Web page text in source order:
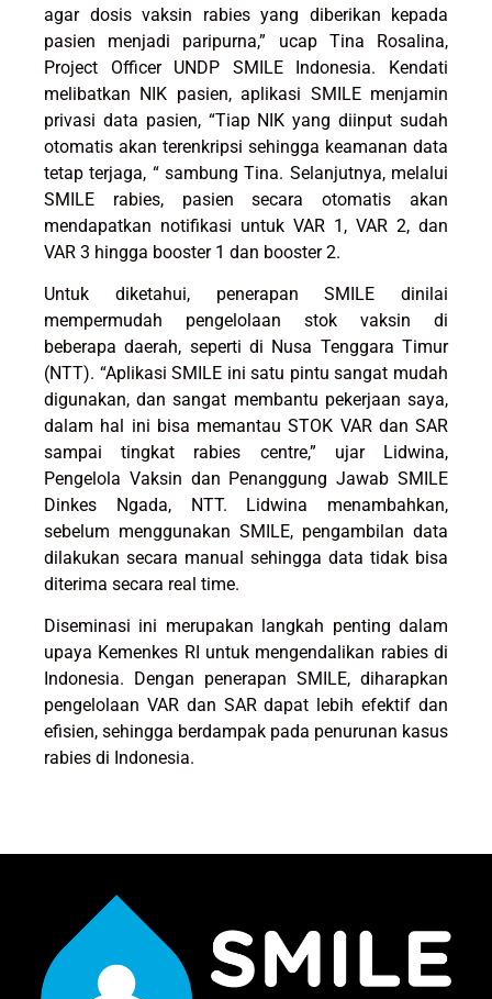
agar dosis vaksin rabies yang diberikan kepada
pasien menjadi paripurna,” ucap Tina Rosalina,
Project Officer UNDP SMILE Indonesia. Kendati
melibatkan NIK pasien, aplikasi SMILE menjamin
privasi data pasien, “Tiap NIK yang diinput sudah
otomatis akan terenkripsi sehingga keamanan data
tetap terjaga, “ sambung Tina. Selanjutnya, melalui
SMILE rabies, pasien secara otomatis akan
mendapatkan notifikasi untuk VAR 1, VAR 2, dan
VAR 3 hingga booster 1 dan booster 2.
Untuk diketahui, penerapan SMILE dinilai
mempermudah pengelolaan stok vaksin di
beberapa daerah, seperti di Nusa Tenggara Timur
(NTT). “Aplikasi SMILE ini satu pintu sangat mudah
digunakan, dan sangat membantu pekerjaan saya,
dalam hal ini bisa memantau STOK VAR dan SAR
sampai tingkat rabies centre,” ujar Lidwina,
Pengelola Vaksin dan Penanggung Jawab SMILE
Dinkes Ngada, NTT. Lidwina menambahkan,
sebelum menggunakan SMILE, pengambilan data
dilakukan secara manual sehingga data tidak bisa
diterima secara real time.
Diseminasi ini merupakan langkah penting dalam
upaya Kemenkes RI untuk mengendalikan rabies di
Indonesia. Dengan penerapan SMILE, diharapkan
pengelolaan VAR dan SAR dapat lebih efektif dan
efisien, sehingga berdampak pada penurunan kasus
rabies di Indonesia.